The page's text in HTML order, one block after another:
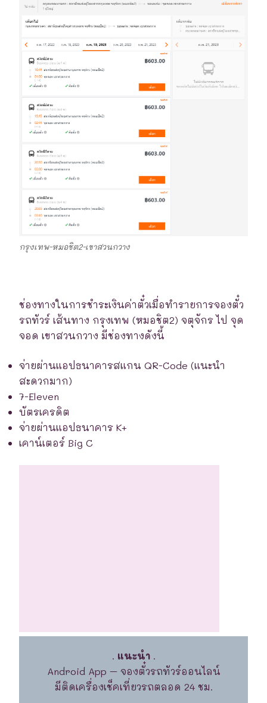
กรุงเทพ-หมอชิต2-เขาสวนกวาง
ช่องทางในการชำระเงินค่าตั๋วเมื่อทำรายการจองตั๋ว
รถทัวร์ เส้นทาง กรุงเทพ (หมอชิต2) จตุจักร ไป จุด
จอด เขาสวนกวาง มีช่องทางดังนี้
จ่ายผ่านแอปธนาคารสแกน QR-Code (แนะนำ
สะดวกมาก)
7-Eleven
บัตรเครดิต
จ่ายผ่านแอปธนาคาร K+
เคาน์เตอร์ Big C
. แนะนำ.
Android App – จองตั๋วรถทัวร์ออนไลน์
มีติดเครื่องเช็คเที่ยวรถตลอด 24 ชม.